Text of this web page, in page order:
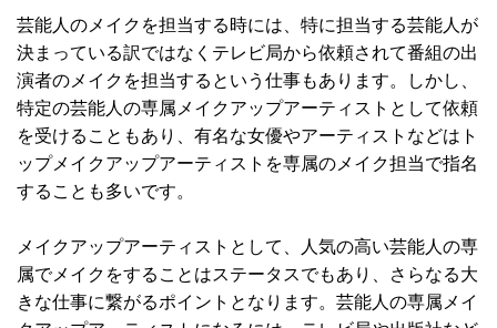
芸能人のメイクを担当する時には、特に担当する芸能人が
決まっている訳ではなくテレビ局から依頼されて番組の出
演者のメイクを担当するという仕事もあります。しかし、
特定の芸能人の専属メイクアップアーティストとして依頼
を受けることもあり、有名な女優やアーティストなどはト
ップメイクアップアーティストを専属のメイク担当で指名
することも多いです。
メイクアップアーティストとして、人気の高い芸能人の専
属でメイクをすることはステータスでもあり、さらなる大
きな仕事に繋がるポイントとなります。芸能人の専属メイ